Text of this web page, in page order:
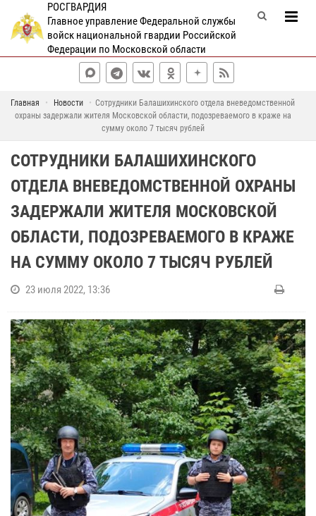
РОСГВАРДИЯ
Главное управление Федеральной службы
войск национальной гвардии Российской
Федерации по Московской области
Главная Новости
Сотрудники Балашихинского отдела вневедомственной
охраны задержали жителя Московской области, подозреваемого в краже на
сумму около 7 тысяч рублей
СОТРУДНИКИ БАЛАШИХИНСКОГО
ОТДЕЛА ВНЕВЕДОМСТВЕННОЙ ОХРАНЫ
ЗАДЕРЖАЛИ ЖИТЕЛЯ МОСКОВСКОЙ
ОБЛАСТИ, ПОДОЗРЕВАЕМОГО В КРАЖЕ
НА СУММУ ОКОЛО 7 ТЫСЯЧ РУБЛЕЙ
23 июля 2022, 13:36